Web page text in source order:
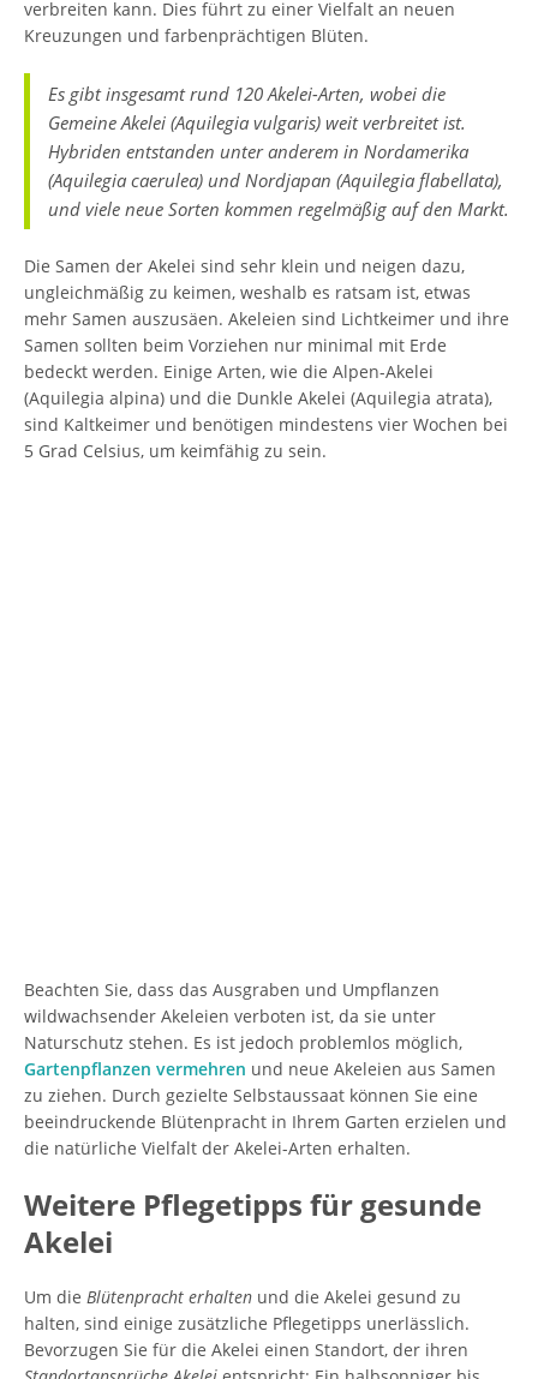
verbreiten kann. Dies führt zu einer Vielfalt an neuen
Kreuzungen und farbenprächtigen Blüten.
Es gibt insgesamt rund 120 Akelei-Arten, wobei die
Gemeine Akelei (Aquilegia vulgaris) weit verbreitet ist.
Hybriden entstanden unter anderem in Nordamerika
(Aquilegia caerulea) und Nordjapan (Aquilegia flabellata),
und viele neue Sorten kommen regelmäßig auf den Markt.
Die Samen der Akelei sind sehr klein und neigen dazu,
ungleichmäßig zu keimen, weshalb es ratsam ist, etwas
mehr Samen auszusäen. Akeleien sind Lichtkeimer und ihre
Samen sollten beim Vorziehen nur minimal mit Erde
bedeckt werden. Einige Arten, wie die Alpen-Akelei
(Aquilegia alpina) und die Dunkle Akelei (Aquilegia atrata),
sind Kaltkeimer und benötigen mindestens vier Wochen bei
5 Grad Celsius, um keimfähig zu sein.
Beachten Sie, dass das Ausgraben und Umpflanzen
wildwachsender Akeleien verboten ist, da sie unter
Naturschutz stehen. Es ist jedoch problemlos möglich,
Gartenpflanzen vermehren und neue Akeleien aus Samen
zu ziehen. Durch gezielte Selbstaussaat können Sie eine
beeindruckende Blütenpracht in Ihrem Garten erzielen und
die natürliche Vielfalt der Akelei-Arten erhalten.
Weitere Pflegetipps für gesunde
Akelei
Um die Blütenpracht erhalten und die Akelei gesund zu
halten, sind einige zusätzliche Pflegetipps unerlässlich.
Bevorzugen Sie für die Akelei einen Standort, der ihren